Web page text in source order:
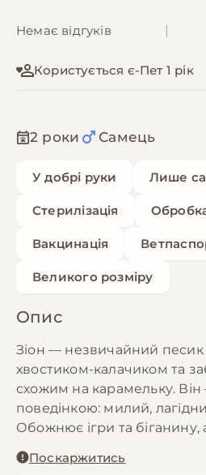
Немає відгуків
Користується є-Пет 1 рік
2 роки Самець
У добрі руки Лише
Стерилізація
Вакцинація
Великого розміру
Опис
Зіон — незвичайний песик
хвостиком-калачиком та
схожим на карамельку. Він
поведінкою: милий,
Обожнює ігри та біганину,
чи слухати, як ви читаєте
Поскаржитись